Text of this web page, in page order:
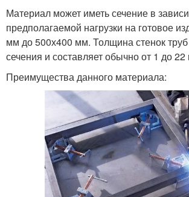
Материал может иметь сечение в
предполагаемой нагрузки на готовое
мм до 500х400 мм. Толщина стенок труб
сечения и составляет обычно от 1 до
Преимущества данного материала: